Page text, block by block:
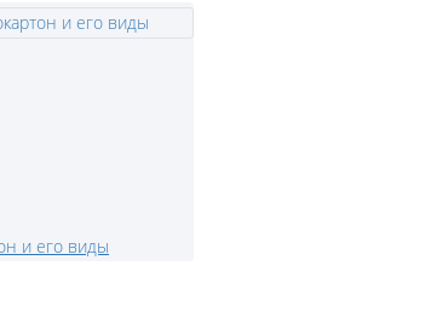
и его виды